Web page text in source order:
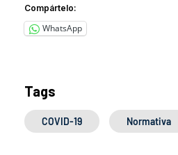
Compártelo:
WhatsApp
Tags
COVID-19 Normativa